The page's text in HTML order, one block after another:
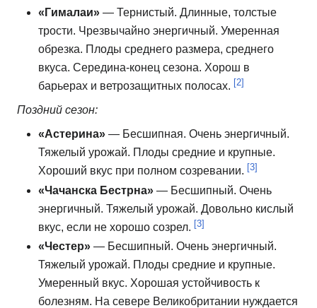
«Гималаи» — Тернистый. Длинные, толстые
трости. Чрезвычайно энергичный. Умеренная
обрезка. Плоды среднего размера, среднего
вкуса. Середина-конец сезона. Хорош в
барьерах и ветрозащитных полосах. [2]
Поздний сезон:
«Астерина» — Бесшипная. Очень энергичный.
Тяжелый урожай. Плоды средние и крупные.
Хороший вкус при полном созревании. [3]
«Чачанска Бестрна» — Бесшипный. Очень
энергичный. Тяжелый урожай. Довольно кислый
вкус, если не хорошо созрел. [3]
«Честер» — Бесшипный. Очень энергичный.
Тяжелый урожай. Плоды средние и крупные.
Умеренный вкус. Хорошая устойчивость к
болезням. На севере Великобритании нуждается